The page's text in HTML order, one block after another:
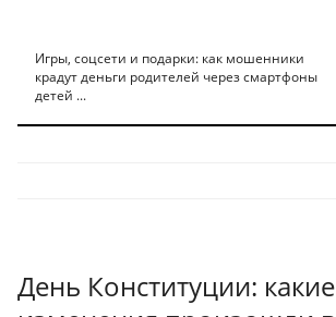
Игры, соцсети и подарки: как мошенники
крадут деньги родителей через смартфоны
детей ...
День Конституции: какие